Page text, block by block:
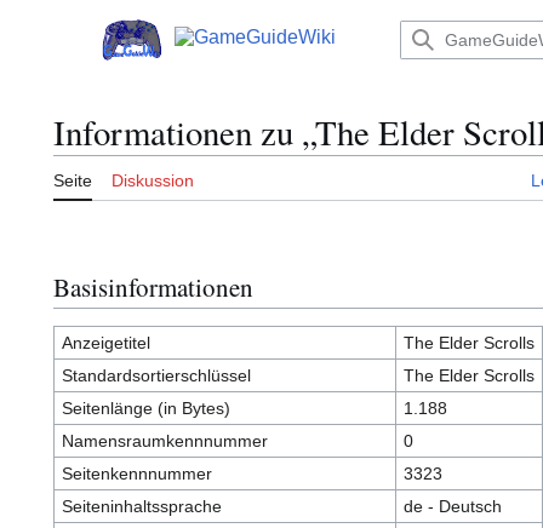
Hauptmenü
Informationen zu „The Elder
Seite Diskussion
Basisinformationen
Anzeigetitel
The Elder Scrolls
Standardsortierschlüssel
The Elder Scrolls
Seitenlänge (in Bytes)
1.188
Namensraumkennnummer
0
Seitenkennnummer
3323
Seiteninhaltssprache
de - Deutsch